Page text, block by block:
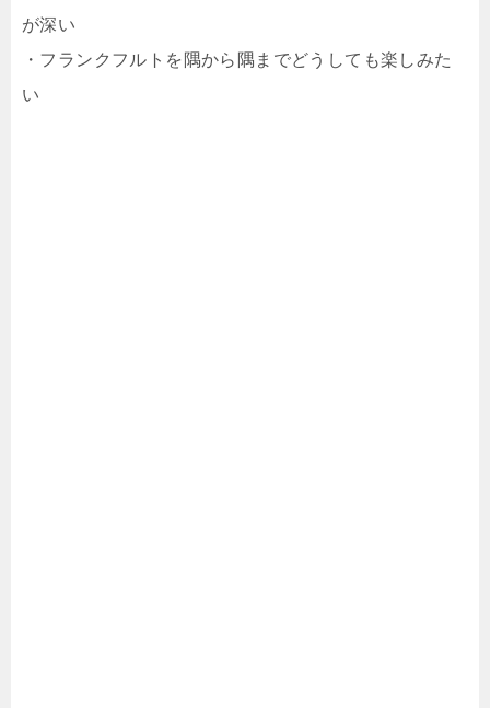
が深い
・フランクフルトを隅から隅までどうしても楽しみた
い